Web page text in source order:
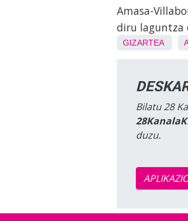
Amasa-
diru laguntza
GIZARTEA
Bilatu 28
duzu.